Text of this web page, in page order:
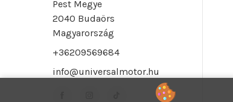
Pest Megye
2040 Budaörs
Magyarország
+36209569684
info@universalmotor.hu